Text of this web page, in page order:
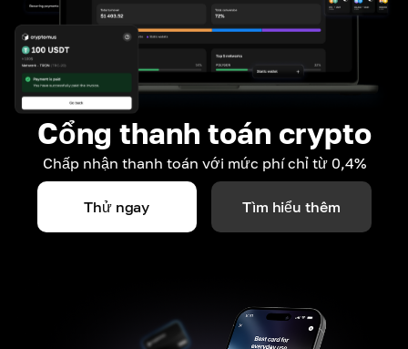
Cổng thanh toán crypto
Chấp nhận thanh toán với mức phí chỉ từ 0,4%
Thử ngay Tìm hiểu thêm